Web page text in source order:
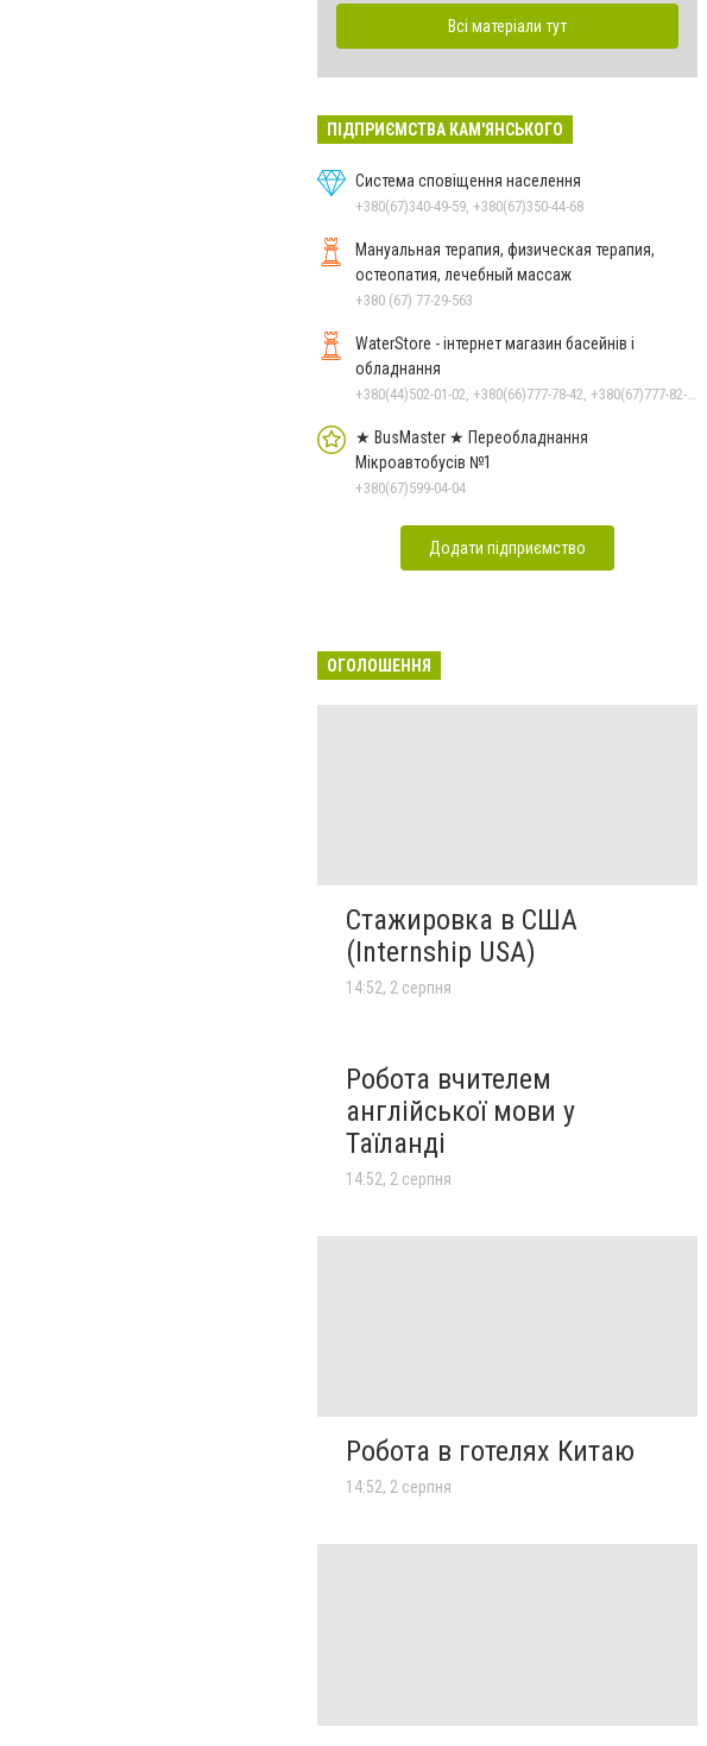
Всі матеріали тут
ПІДПРИЄМСТВА КАМ'ЯНСЬКОГО
Система сповіщення населення
+380(67)340-49-59, +380(67)350-44-68
Мануальная терапия, физическая терапия,
остеопатия, лечебный массаж
+380 (67) 77-29-563
WaterStore - інтернет магазин басейнів і
обладнання
★ BusMaster ★ Переобладнання
Мікроавтобусів №1
+380(67)599-04-04
Додати підприємство
ОГОЛОШЕННЯ
Стажировка в США
(Internship USA)
14:52, 2 серпня
Робота вчителем
англійської мови у
Таїланді
14:52, 2 серпня
Робота в готелях Китаю
14:52, 2 серпня